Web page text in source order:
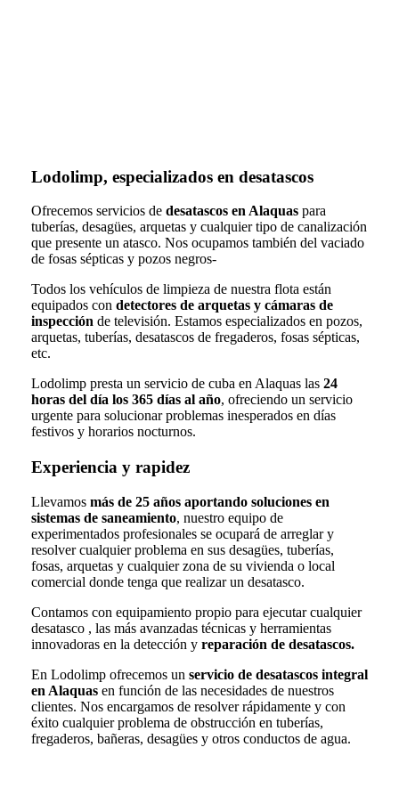
Lodolimp, especializados en desatascos
Ofrecemos servicios de desatascos en Alaquas para
tuberías, desagües, arquetas y cualquier tipo de canalización
que presente un atasco. Nos ocupamos también del vaciado
de fosas sépticas y pozos negros-
Todos los vehículos de limpieza de nuestra flota están
equipados con detectores de arquetas y cámaras de
inspección de televisión. Estamos especializados en pozos,
arquetas, tuberías, desatascos de fregaderos, fosas sépticas,
etc.
Lodolimp presta un servicio de cuba en Alaquas las24
horas del día los 365 días al año, ofreciendo un servicio
urgente para solucionar problemas inesperados en días
festivos y horarios nocturnos.
Experiencia y rapidez
Llevamos más de 25 años aportando soluciones en
sistemas de saneamiento, nuestro equipo de
experimentados profesionales se ocupará de arreglar y
resolver cualquier problema en sus desagües, tuberías,
fosas, arquetas y cualquier zona de su vivienda o local
comercial donde tenga que realizar un desatasco.
Contamos con equipamiento propio para ejecutar cualquier
desatasco , las más avanzadas técnicas y herramientas
innovadoras en la detección y reparación de desatascos.
En Lodolimp ofrecemos un servicio de desatascos integral
en Alaquas en función de las necesidades de nuestros
clientes. Nos encargamos de resolver rápidamente y con
éxito cualquier problema de obstrucción en tuberías,
fregaderos, bañeras, desagües y otros conductos de agua.